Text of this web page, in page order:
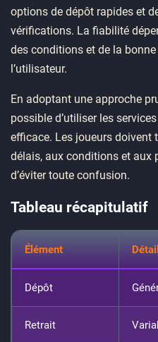
options de dépôt rapides et
vérifications. La fiabilité
des conditions et de la
l’utilisateur.
En adoptant une approche
possible d’utiliser les
efficace. Les joueurs
délais, aux conditions et aux
d’éviter toute confusion.
Tableau récapitulatif
Élément Détail
Dépôt
Retrait